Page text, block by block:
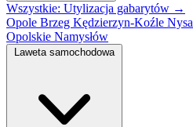
Wszystkie: Utylizacja gabarytów →
Opole Brzeg Kędzierzyn-Koźle Nysa
Opolskie Namysłów
Laweta samochodowa